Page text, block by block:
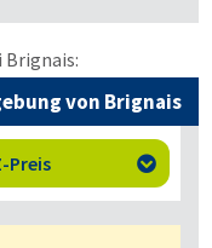
von Brignais
Preis 